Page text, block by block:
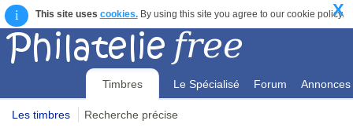
i This site uses cookies.By using this site you agree to our cookie policy.
X
Timbres Le Spécialisé Forum Annonces
Les timbres Recherche précise